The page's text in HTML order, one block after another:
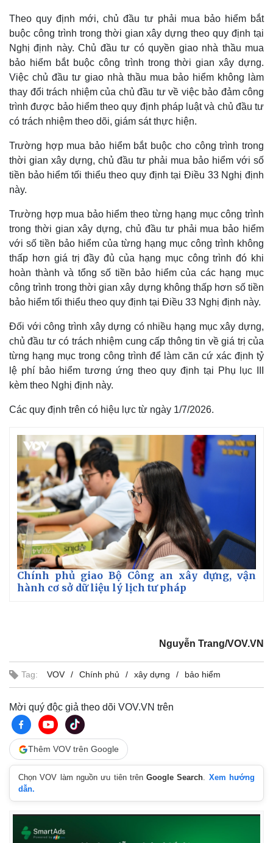
Pháp luật
Vụ án
Tin nóng
Tư vấn luật
Quân sự - Quốc phòng
Vũ khí
Việt Nam
Phân tích
Theo quy định mới, chủ đầu tư phải mua bảo hiểm bắt
buộc công trình trong thời gian xây dựng theo quy định tại
Nghị định này. Chủ đầu tư có quyền giao nhà thầu mua
bảo hiểm bắt buộc công trình trong thời gian xây dựng.
Việc chủ đầu tư giao nhà thầu mua bảo hiểm không làm
thay đổi trách nhiệm của chủ đầu tư về việc bảo đảm công
trình được bảo hiểm theo quy định pháp luật và chủ đầu tư
có trách nhiệm theo dõi, giám sát thực hiện.
Trường hợp mua bảo hiểm bắt buộc cho công trình trong
thời gian xây dựng, chủ đầu tư phải mua bảo hiểm với số
tiền bảo hiểm tối thiểu theo quy định tại Điều 33 Nghị định
này.
Trường hợp mua bảo hiểm theo từng hạng mục công trình
trong thời gian xây dựng, chủ đầu tư phải mua bảo hiểm
với số tiền bảo hiểm của từng hạng mục công trình không
thấp hơn giá trị đầy đủ của hạng mục công trình đó khi
hoàn thành và tổng số tiền bảo hiểm của các hạng mục
công trình trong thời gian xây dựng không thấp hơn số tiền
bảo hiểm tối thiểu theo quy định tại Điều 33 Nghị định này.
Đối với công trình xây dựng có nhiều hạng mục xây dựng,
chủ đầu tư có trách nhiệm cung cấp thông tin về giá trị của
từng hạng mục trong công trình để làm căn cứ xác định tỷ
lệ phí bảo hiểm tương ứng theo quy định tại Phụ lục III
kèm theo Nghị định này.
Các quy định trên có hiệu lực từ ngày 1/7/2026.
Chính phủ giao Bộ Công an xây dựng, vận
hành cơ sở dữ liệu lý lịch tư pháp
Nguyễn Trang/VOV.VN
Tag: VOV Chính phủ xây dựng bảo hiểm
Mời quý độc giả theo dõi VOV.VN trên
Thêm VOV trên Google
Chọn VOV làm nguồn ưu tiên trênGoogle Search. Xem hướng
dẫn.